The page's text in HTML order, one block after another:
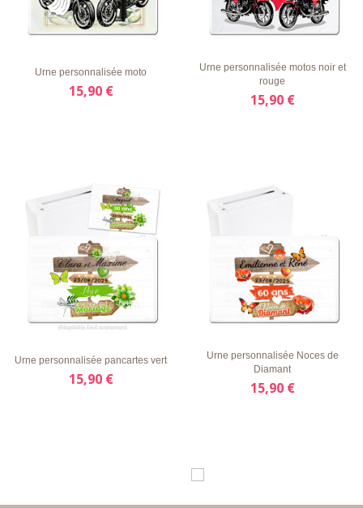
LISTE
D'ENVIE
APERÇU
RAPIDE
DÉTAILS
Urne personnalisée moto
15,90 €
LISTE
D'ENVIE
APERÇU
RAPIDE
DÉTAILS
Urne personnalisée motos noir et
rouge
15,90 €
D'ENVIE
APERÇU
RAPIDE
Urne personnalisée pancartes vert
15,90 €
D'ENVIE
APERÇU
RAPIDE
DÉTAILS
Urne personnalisée Noces de
Diamant
15,90 €